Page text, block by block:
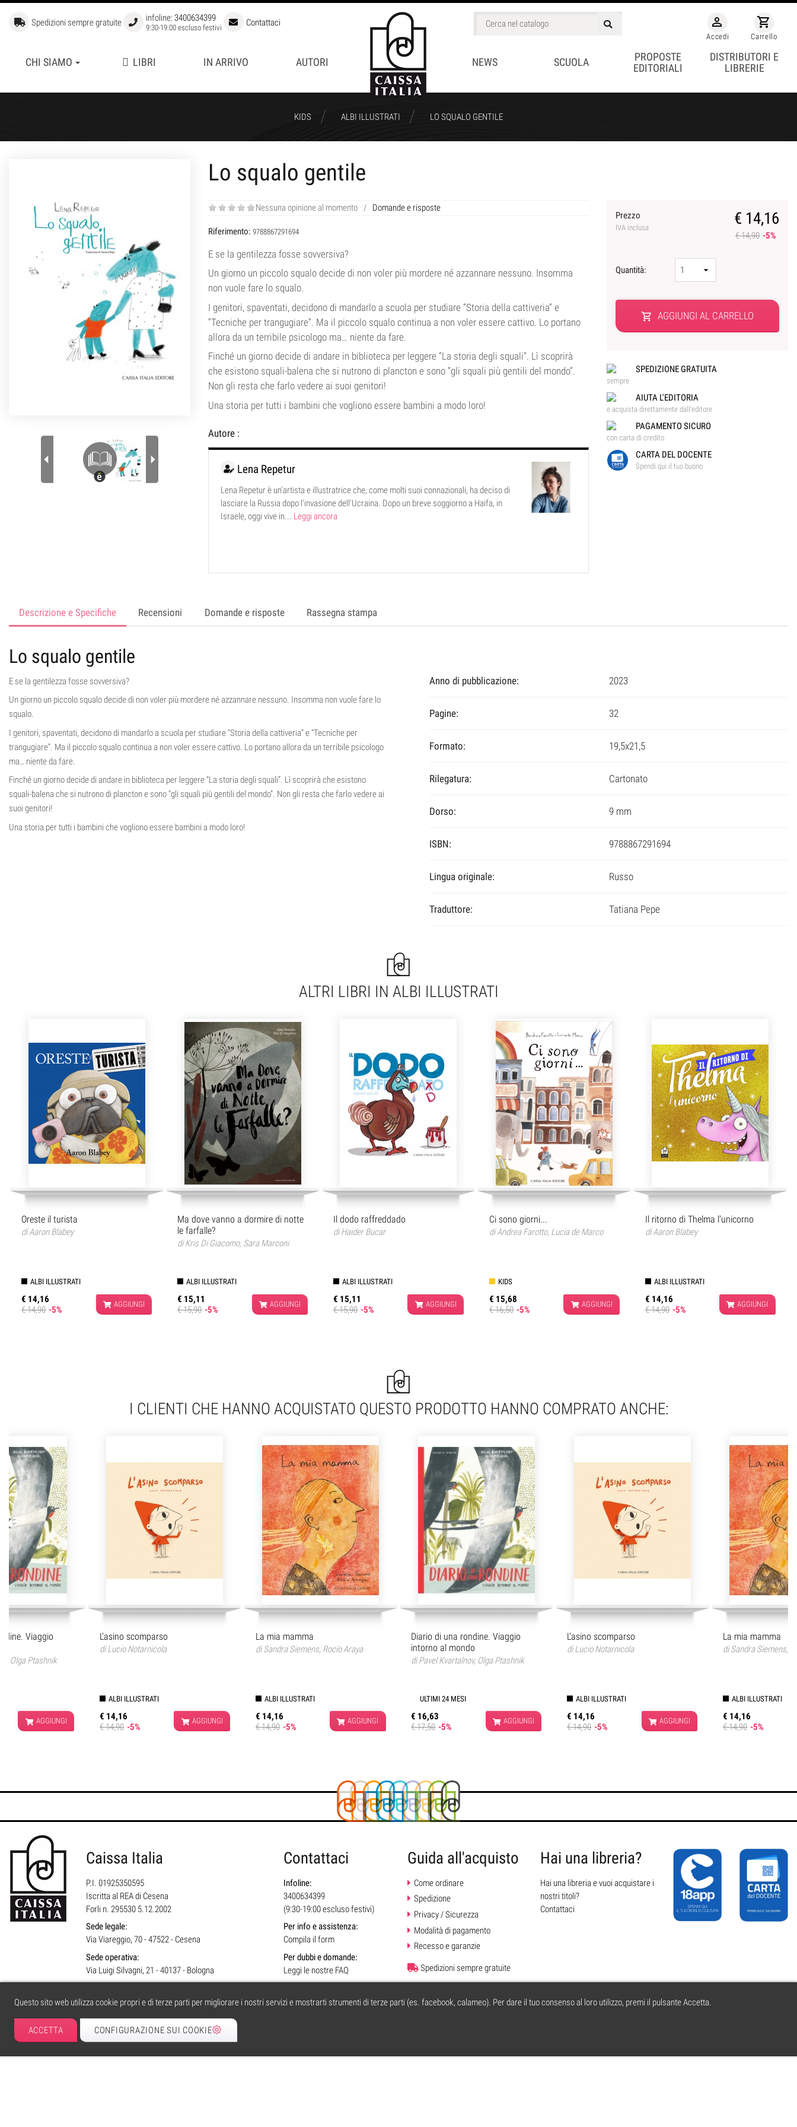
Questo sito web utilizza cookie propri e di terze parti per migliorare i nostri servizi e mostrarti strumenti di terze parti (es. facebook, calameo). Per dare il tuo consenso al loro utilizzo, premi il pulsante Accetta.
ACCETTA CONFIGURAZIONE SUI COOKIE
Spedizioni sempre gratuite infoline:3400634399
9:30-19:00 escluso festivi Contattaci shopping_cart
Carrello
person_outline
Accedi
CHI SIAMO LIBRI
LIBRI DI SCACCHI PER BAMBINI
MANUALI DI SCACCHI
IN ARRIVO AUTORI NEWS SCUOLA
PROPOSTE
EDITORIALI
DISTRIBUTORI E
LIBRERIE
KIDS / ALBI ILLUSTRATI / LO SQUALO GENTILE
Lo squalo gentile
Nessuna opinione al momento / Domande e risposte
Riferimento: 9788867291694
E se la gentilezza fosse sovversiva?
Un giorno un piccolo squalo decide di non voler più mordere né azzannare nessuno. Insomma
non vuole fare lo squalo.
I genitori, spaventati, decidono di mandarlo a scuola per studiare “Storia della cattiveria” e
“Tecniche per trangugiare”. Ma il piccolo squalo continua a non voler essere cattivo. Lo portano
allora da un terribile psicologo ma… niente da fare.
Finché un giorno decide di andare in biblioteca per leggere “La storia degli squali”. Lì scoprirà
che esistono squali-balena che si nutrono di plancton e sono “gli squali più gentili del mondo”.
Non gli resta che farlo vedere ai suoi genitori!
Una storia per tutti i bambini che vogliono essere bambini a modo loro!
Autore :
Lena Repetur
Lena Repetur è un’artista e illustratrice che, come molti suoi connazionali, ha deciso di
lasciare la Russia dopo l'invasione dell'Ucraina. Dopo un breve soggiorno a Haifa, in
Israele, oggi vive in... Leggi ancora
Prezzo
IVA inclusa € 14,16
€ 14,90 -5%
Quantità:
shopping_cart AGGIUNGI AL CARRELLO
SPEDIZIONE GRATUITA
sempre
AIUTA L'EDITORIA
e acquista direttamente dall'editore
PAGAMENTO SICURO
con carta di credito
CARTA DEL DOCENTE
Spendi qui il tuo buono
Descrizione e Specifiche Recensioni Domande e risposte Rassegna stampa
Lo squalo gentile
E se la gentilezza fosse sovversiva?
Un giorno un piccolo squalo decide di non voler più mordere né azzannare nessuno. Insomma non vuole fare lo
squalo.
I genitori, spaventati, decidono di mandarlo a scuola per studiare “Storia della cattiveria” e “Tecniche per
trangugiare”. Ma il piccolo squalo continua a non voler essere cattivo. Lo portano allora da un terribile psicologo
ma… niente da fare.
Finché un giorno decide di andare in biblioteca per leggere “La storia degli squali”. Lì scoprirà che esistono
squali-balena che si nutrono di plancton e sono “gli squali più gentili del mondo”. Non gli resta che farlo vedere ai
suoi genitori!
Una storia per tutti i bambini che vogliono essere bambini a modo loro!
Anno di pubblicazione: 2023
Pagine: 32
Formato: 19,5x21,5
Rilegatura: Cartonato
Dorso: 9 mm
ISBN: 9788867291694
Lingua originale: Russo
Traduttore: Tatiana Pepe
ALTRI LIBRI IN ALBI ILLUSTRATI
Oreste il turista
diAaron Blabey
ALBI ILLUSTRATI
€ 14,16
€ 14,90 -5%
AGGIUNGI
Ma dove vanno a dormire di notte
le farfalle?
diKris Di Giacomo, Sara Marconi
ALBI ILLUSTRATI
€ 15,11
€ 15,90 -5%
AGGIUNGI
Il dodo raffreddado
diHaider Bucar
ALBI ILLUSTRATI
€ 15,11
€ 15,90 -5%
AGGIUNGI
Ci sono giorni...
diAndrea Farotto, Lucia de Marco
KIDS
€ 15,68
€ 16,50 -5%
AGGIUNGI
Il ritorno di Thelma l'unicorno
diAaron Blabey
ALBI ILLUSTRATI
€ 14,16
€ 14,90 -5%
AGGIUNGI
I CLIENTI CHE HANNO ACQUISTATO QUESTO PRODOTTO HANNO COMPRATO ANCHE:
Viaggio
Olga Ptashnik
AGGIUNGI
L'asino scomparso
diLucio Notarnicola
ALBI ILLUSTRATI
€ 14,16
€ 14,90 -5%
AGGIUNGI
La mia mamma
diSandra Siemens, Rocío Araya
ALBI ILLUSTRATI
€ 14,16
€ 14,90 -5%
AGGIUNGI
Diario di una rondine. Viaggio
intorno al mondo
diPavel Kvartalnov, Olga Ptashnik
ULTIMI 24 MESI
€ 16,63
€ 17,50 -5%
AGGIUNGI
L'asino scomparso
diLucio Notarnicola
ALBI ILLUSTRATI
€ 14,16
€ 14,90 -5%
AGGIUNGI
La mia mamma
diSandra Siemens,
ALBI ILLUSTRATI
€ 14,16
€ 14,90 -5%
Caissa Italia
P.I. 01925350595
Iscritta al REA di Cesena
Forli n. 295530 5.12.2002
Sede legale:
Via Viareggio, 70 - 47522 - Cesena
Sede operativa:
Via Luigi Silvagni, 21 - 40137 - Bologna
Contattaci
Infoline:
3400634399
(9:30-19:00 escluso festivi)
Per info e assistenza:
Compila il form
Per dubbi e domande:
Leggi le nostre FAQ
Guida all'acquisto
Come ordinare
Spedizione
Privacy / Sicurezza
Modalità di pagamento
Recesso e garanzie
Spedizioni sempre gratuite
Hai una libreria?
Hai una libreria e vuoi acquistare i
nostri titoli?
Contattaci
caissa.it| © 2004 tutti i diritti riservati. | PI 01925350595 | Iscritta al REA di Cesena | Forli n. 295530 5.12.2002